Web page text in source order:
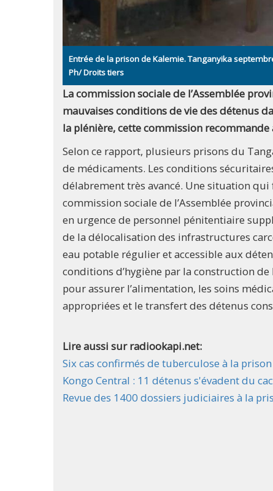
Entrée de la prison de Kalemie. Tanganyika
Ph/ Droits tiers
La commission sociale de l’Assemblée
mauvaises conditions de vie des détenus
la plénière, cette commission
Selon ce rapport, plusieurs prisons du
de médicaments. Les conditions
délabrement très avancé. Une situation
commission sociale de l’Assemblée
en urgence de personnel pénitentiaire
de la délocalisation des infrastructures
eau potable régulier et accessible aux
conditions d’hygiène par la construction
pour assurer l’alimentation, les soins
appropriées et le transfert des détenus
Lire aussi sur radiookapi.net:
Six cas confirmés de tuberculose à la
Kongo Central : 11 détenus s'évadent du
Revue des 1400 dossiers judiciaires à la